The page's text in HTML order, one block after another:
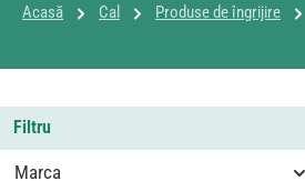
Acasă Cal Produse de îngrijire
Filtru
Marca